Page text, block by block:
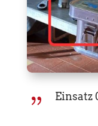
{ Einsatz